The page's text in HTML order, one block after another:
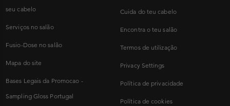
seu cabelo
Serviços no salão
Fusio-Dose no salão
Mapa do site
Bases Legais da Promocao -
Sampling Gloss Portugal
Cuida do teu cabelo
Encontra o teu salão
Termos de utilização
Privacy Settings
Política de privacidade
Política de cookies